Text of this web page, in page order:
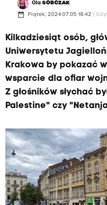
OlaSOBCZAK
date_range Piątek, 2024.07.05 18:42 (
Kilkadziesiąt osób,
Uniwersytetu
Krakowa by pokazać
wsparcie dla ofiar
Z głośników słychać
Palestine" czy